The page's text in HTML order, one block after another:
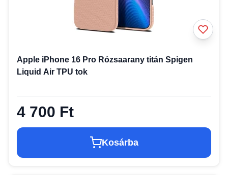
Apple iPhone 16 Pro Rózsaarany titán Spigen
Liquid Air TPU tok
4 700 Ft
Kosárba